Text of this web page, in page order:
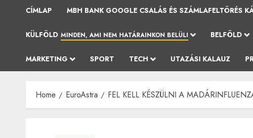
CÍMLAP MBH BANK GOOGLE CSALÁS ÉS SZÁMLAFELTÖRÉS
KÜLFÖLD MINDEN, AMI NEM HATÁRAINKON BELÜLI BELFÖLD
MARKETING SPORT TECH UTAZÁSI KALAUZ
Home EuroAstra FEL KELL KÉSZÜLNI A